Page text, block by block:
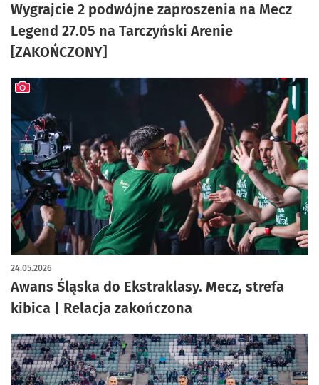
Wygrajcie 2 podwójne zaproszenia na Mecz
Legend 27.05 na Tarczyński Arenie
[ZAKOŃCZONY]
Awans Śląska do Ekstraklasy. Mecz, strefa
kibica | Relacja zakończona
24.05.2026
artykuł z galerią zdjęć